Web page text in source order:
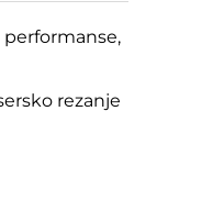
performanse,
rezanje